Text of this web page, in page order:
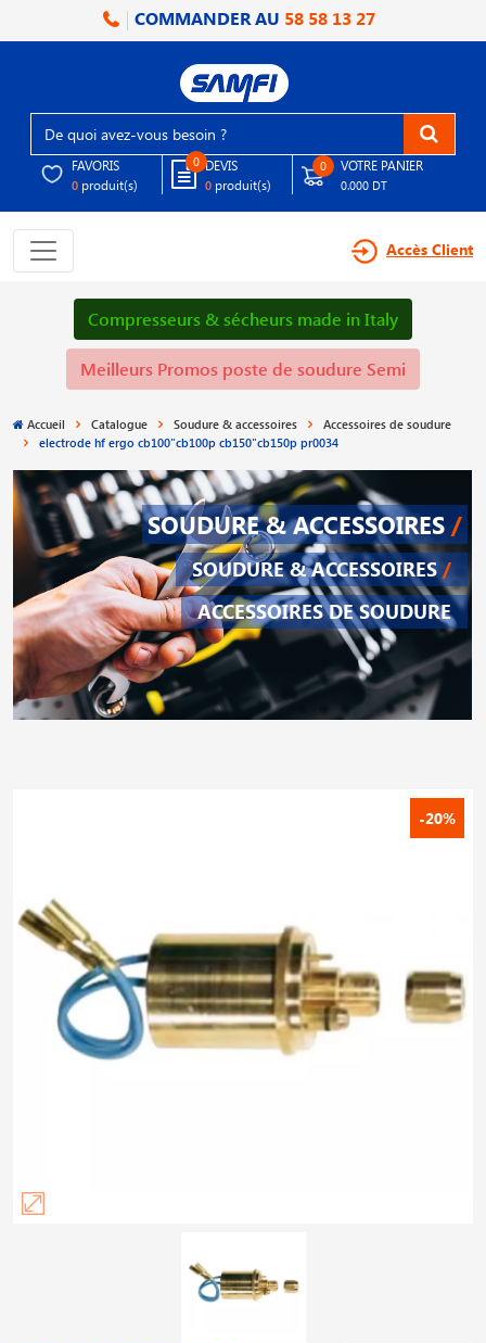
COMMANDER AU 58 58 13 27
FAVORIS
0 produit(s)
0 DEVIS
0 produit(s)
0 VOTRE PANIER
0.000 DT
Accès Client
Compresseurs & sécheurs made in Italy
Meilleurs Promos poste de soudure Semi
Accueil Catalogue Soudure & accessoires
Accessoires de soudure
electrode hf ergo cb100"cb100p cb150"cb150p pr0034
SOUDURE & ACCESSOIRES /
SOUDURE & ACCESSOIRES /
ACCESSOIRES DE SOUDURE
-20%